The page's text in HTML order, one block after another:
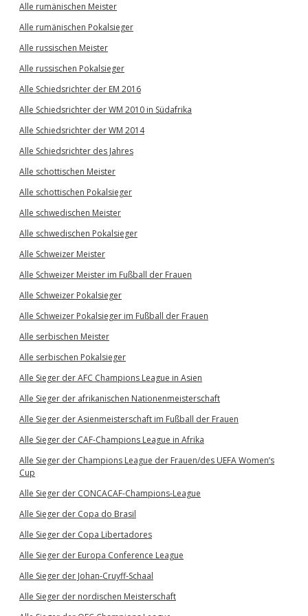
Alle rumänischen Meister
Alle rumänischen Pokalsieger
Alle russischen Meister
Alle russischen Pokalsieger
Alle Schiedsrichter der EM 2016
Alle Schiedsrichter der WM 2010 in Südafrika
Alle Schiedsrichter der WM 2014
Alle Schiedsrichter des Jahres
Alle schottischen Meister
Alle schottischen Pokalsieger
Alle schwedischen Meister
Alle schwedischen Pokalsieger
Alle Schweizer Meister
Alle Schweizer Meister im Fußball der Frauen
Alle Schweizer Pokalsieger
Alle Schweizer Pokalsieger im Fußball der Frauen
Alle serbischen Meister
Alle serbischen Pokalsieger
Alle Sieger der AFC Champions League in Asien
Alle Sieger der afrikanischen Nationenmeisterschaft
Alle Sieger der Asienmeisterschaft im Fußball der Frauen
Alle Sieger der CAF-Champions League in Afrika
Alle Sieger der Champions League der Frauen/des UEFA Women’s
Cup
Alle Sieger der CONCACAF-Champions-League
Alle Sieger der Copa do Brasil
Alle Sieger der Copa Libertadores
Alle Sieger der Europa Conference League
Alle Sieger der Johan-Cruyff-Schaal
Alle Sieger der nordischen Meisterschaft